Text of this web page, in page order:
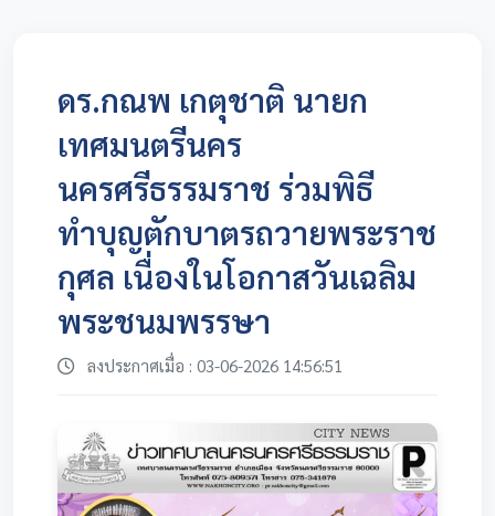
ดร.กณพ เกตุชาติ นายก
เทศมนตรีนคร
นครศรีธรรมราช ร่วมพิธี
ทำบุญตักบาตรถวายพระราช
กุศล เนื่องในโอกาสวันเฉลิม
พระชนมพรรษา
ลงประกาศเมื่อ : 03-06-2026 14:56:51